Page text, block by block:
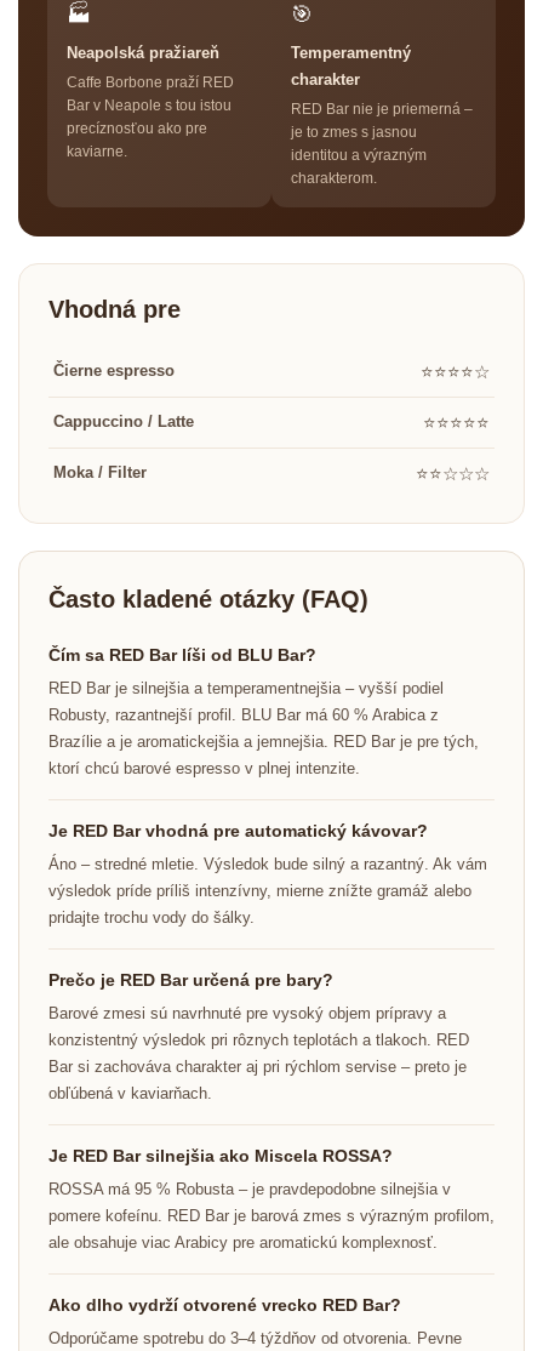
🏭
Neapolská pražiareň
Caffe Borbone praží RED
Bar v Neapole s tou istou
precíznosťou ako pre
kaviarne.
🎯
Temperamentný
charakter
RED Bar nie je priemerná –
je to zmes s jasnou
identitou a výrazným
charakterom.
Vhodná pre
Čierne espresso ⭐⭐⭐⭐☆
Cappuccino / Latte ⭐⭐⭐⭐⭐
Moka / Filter ⭐⭐☆☆☆
Často kladené otázky (FAQ)
Čím sa RED Bar líši od BLU Bar?
RED Bar je silnejšia a temperamentnejšia – vyšší podiel
Robusty, razantnejší profil. BLU Bar má 60 % Arabica z
Brazílie a je aromatickejšia a jemnejšia. RED Bar je pre tých,
ktorí chcú barové espresso v plnej intenzite.
Je RED Bar vhodná pre automatický kávovar?
Áno – stredné mletie. Výsledok bude silný a razantný. Ak vám
výsledok príde príliš intenzívny, mierne znížte gramáž alebo
pridajte trochu vody do šálky.
Prečo je RED Bar určená pre bary?
Barové zmesi sú navrhnuté pre vysoký objem prípravy a
konzistentný výsledok pri rôznych teplotách a tlakoch. RED
Bar si zachováva charakter aj pri rýchlom servise – preto je
obľúbená v kaviarňach.
Je RED Bar silnejšia ako Miscela ROSSA?
ROSSA má 95 % Robusta – je pravdepodobne silnejšia v
pomere kofeínu. RED Bar je barová zmes s výrazným profilom,
ale obsahuje viac Arabicy pre aromatickú komplexnosť.
Ako dlho vydrží otvorené vrecko RED Bar?
Odporúčame spotrebu do 3–4 týždňov od otvorenia. Pevne